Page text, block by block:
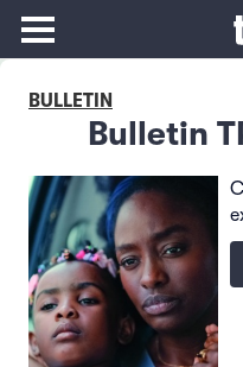
BULLETIN
Bulletin